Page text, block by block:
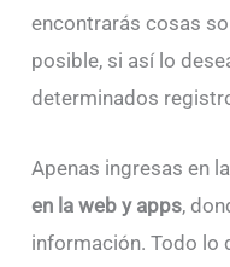
encontrarás cosas
posible, si así lo
determinados
Apenas ingresas en
en la web y apps,
información. Todo lo